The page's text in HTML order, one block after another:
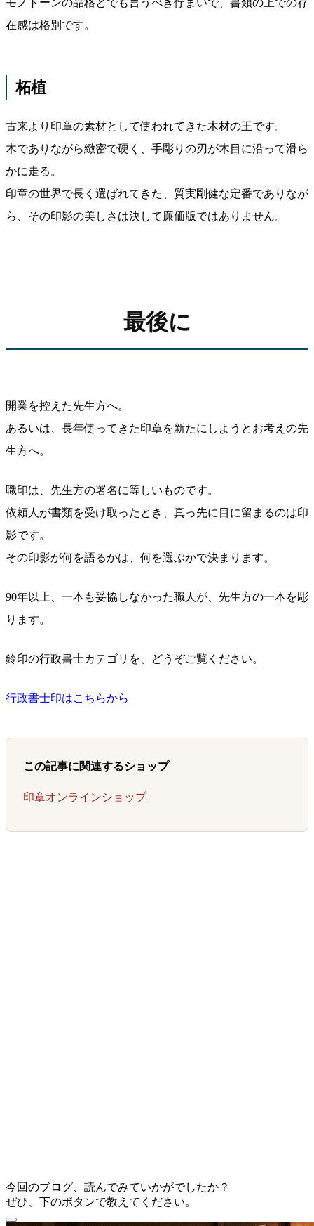
在感は格別です。
柘植
古来より印章の素材として使われてきた木材の王です。
木でありながら緻密で硬く、手彫りの刃が木目に沿って滑ら
かに走る。
印章の世界で長く選ばれてきた、質実剛健な定番でありなが
ら、その印影の美しさは決して廉価版ではありません。
最後に
開業を控えた先生方へ。
あるいは、長年使ってきた印章を新たにしようとお考えの先
生方へ。
職印は、先生方の署名に等しいものです。
依頼人が書類を受け取ったとき、真っ先に目に留まるのは印
影です。
その印影が何を語るかは、何を選ぶかで決まります。
90年以上、一本も妥協しなかった職人が、先生方の一本を彫
ります。
鈴印の行政書士カテゴリを、どうぞご覧ください。
行政書士印はこちらから
この記事に関連するショップ
印章オンラインショップ
今回のブログ、読んでみていかがでしたか？
ぜひ、下のボタンで教えてください。